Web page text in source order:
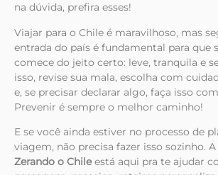
na dúvida, prefira esses!
Viajar para o Chile é maravilhoso, mas
entrada do país é fundamental para que
comece do jeito certo: leve, tranquila e
isso, revise sua mala, escolha com
e, se precisar declarar algo, faça isso
Prevenir é sempre o melhor caminho!
E se você ainda estiver no processo de
viagem, não precisa fazer isso sozinho.
Zerando o Chileestá aqui pra te ajudar